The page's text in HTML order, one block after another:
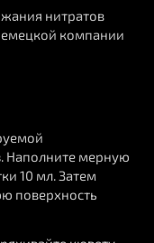
нитратов
компании
Наполните мерную
10 мл. Затем
поверхность